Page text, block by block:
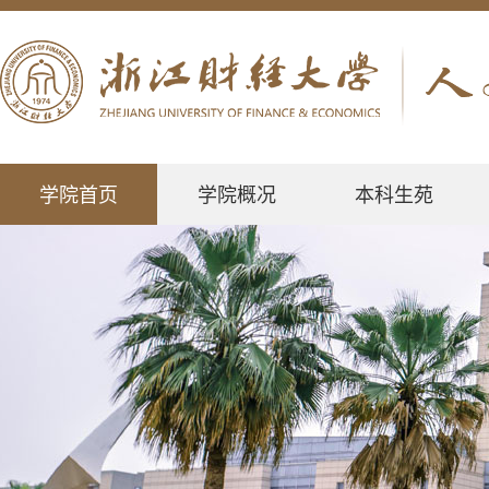
学院首页 学院概况 本科生苑